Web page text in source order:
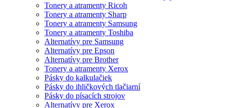
Tonery a atramenty Ricoh
Tonery a atramenty Sharp
Tonery a atramenty Samsung
Tonery a atramenty Toshiba
Alternatívy pre Samsung
Alternatívy pre Epson
Alternatívy pre Brother
Tonery a atramenty Xerox
Pásky do kalkulačiek
Pásky do ihličkových tlačiarní
Pásky do písacích strojov
Alternatívy pre Xerox